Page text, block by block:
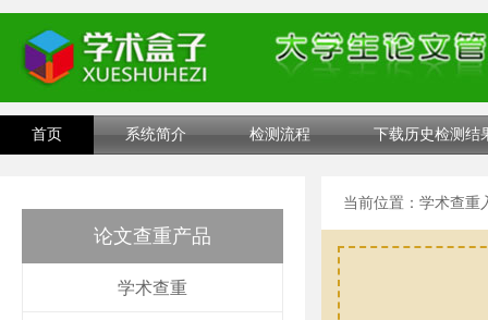
首页 系统简介 检测流程 下载历史检测结
论文查重产品
学术查重
当前位置： 学术查重